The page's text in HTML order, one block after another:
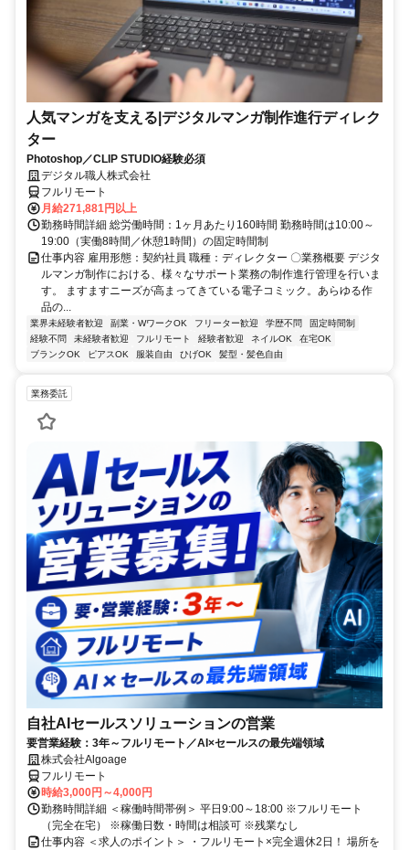
人気マンガを支える|デジタルマンガ制作進行ディレク
ター
Photoshop／CLIP STUDIO経験必須
デジタル職人株式会社
フルリモート
月給271,881円以上
勤務時間詳細 総労働時間：1ヶ月あたり160時間 勤務時間は10:00～
19:00（実働8時間／休憩1時間）の固定時間制
仕事内容 雇用形態：契約社員 職種：ディレクター 〇業務概要 デジタ
ルマンガ制作における、様々なサポート業務の制作進行管理を行いま
す。 ますますニーズが高まってきている電子コミック。あらゆる作
品の...
業界未経験者歓迎 副業・WワークOK フリーター歓迎 学歴不問
固定時間制
経験不問
未経験者歓迎 フルリモート 経験者歓迎 ネイルOK
在宅OK
ブランクOK
ピアスOK 服装自由 ひげOK 髪型・髪色自由
業務委託
自社AIセールスソリューションの営業
要営業経験：3年～フルリモート／AI×セールスの最先端領域
株式会社Algoage
フルリモート
時給3,000円～4,000円
勤務時間詳細 ＜稼働時間帯例＞ 平日9:00～18:00 ※フルリモート
（完全在宅） ※稼働日数・時間は相談可 ※残業なし
仕事内容 ＜求人のポイント＞ ・フルリモート×完全週休2日！ 場所を